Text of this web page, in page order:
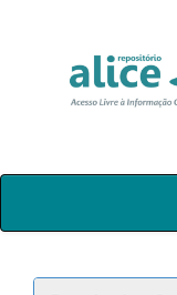
Skip